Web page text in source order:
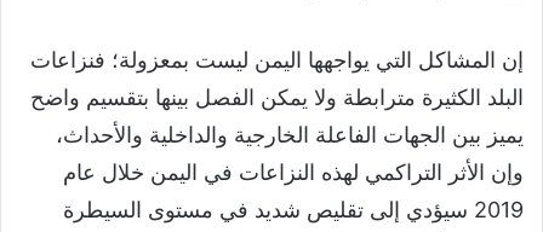
إن المشاكل التي يواجهها اليمن ليست بمعزولة؛ فنزاعات
البلد الكثيرة مترابطة ولا يمكن الفصل بينها بتقسيم واضح
يميز بين الجهات الفاعلة الخارجية والداخلية والأحداث،
وإن الأثر التراكمي لهذه النزاعات في اليمن خلال عام
2019 سيؤدي إلى تقليص شديد في مستوى السيطرة